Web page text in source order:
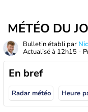
MÉTÉO DU
Bulletin établi par
Actualisé à 12h15 -
En bref
Radar météo Heure